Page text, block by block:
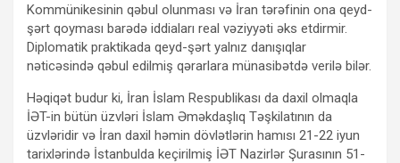
Kommünikesinin qəbul olunması və İran tərəfinin ona qeyd-
şərt qoyması barədə iddiaları real vəziyyəti əks etdirmir.
Diplomatik praktikada qeyd-şərt yalnız danışıqlar
nəticəsində qəbul edilmiş qərarlara münasibətdə verilə bilər.
Həqiqət budur ki, İran İslam Respublikası da daxil olmaqla
İƏT-in bütün üzvləri İslam Əməkdaşlıq Təşkilatının da
üzvləridir və İran daxil həmin dövlətlərin hamısı 21-22 iyun
tarixlərində İstanbulda keçirilmiş İƏT Nazirlər Şurasının 51-